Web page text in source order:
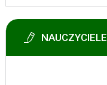
NAUCZYCIELE